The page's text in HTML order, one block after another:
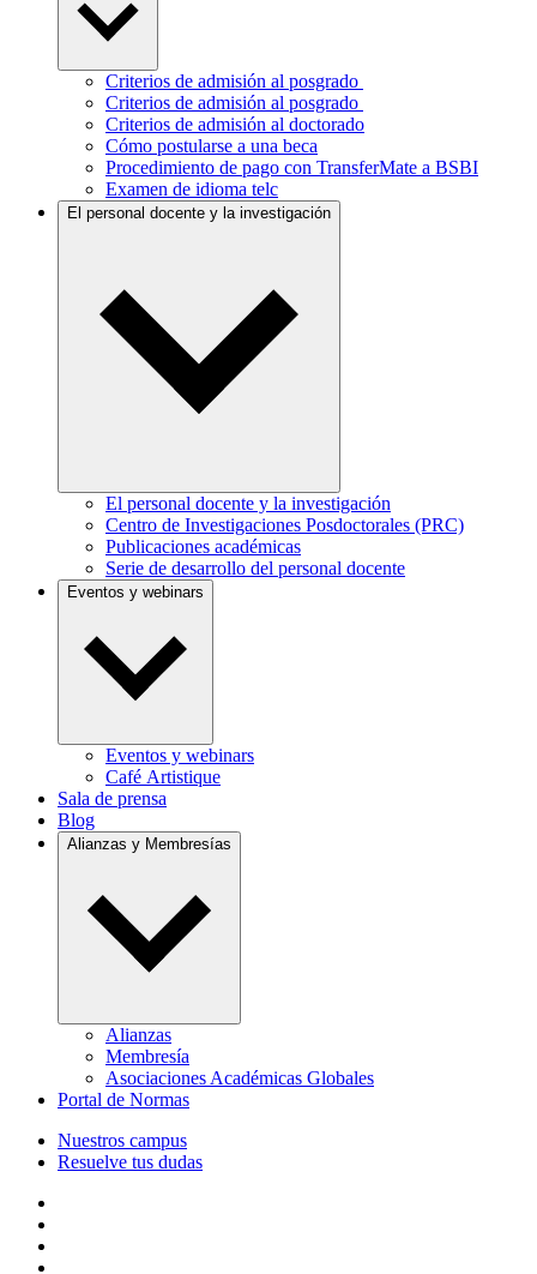
Criterios de admisión al posgrado
Criterios de admisión al posgrado
Criterios de admisión al doctorado
Cómo postularse a una beca
Procedimiento de pago con TransferMate a BSBI
Examen de idioma telc
El personal docente y la investigación
El personal docente y la investigación
Centro de Investigaciones Posdoctorales (PRC)
Publicaciones académicas
Serie de desarrollo del personal docente
Eventos y webinars
Eventos y webinars
Café Artistique
Sala de prensa
Blog
Alianzas y Membresías
Alianzas
Membresía
Asociaciones Académicas Globales
Portal de Normas
Nuestros campus
Resuelve tus dudas